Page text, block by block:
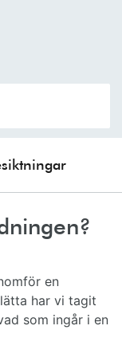
en
har vi tagit
som ingår i en